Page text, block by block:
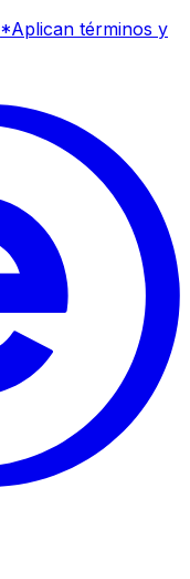
*Aplican términos y